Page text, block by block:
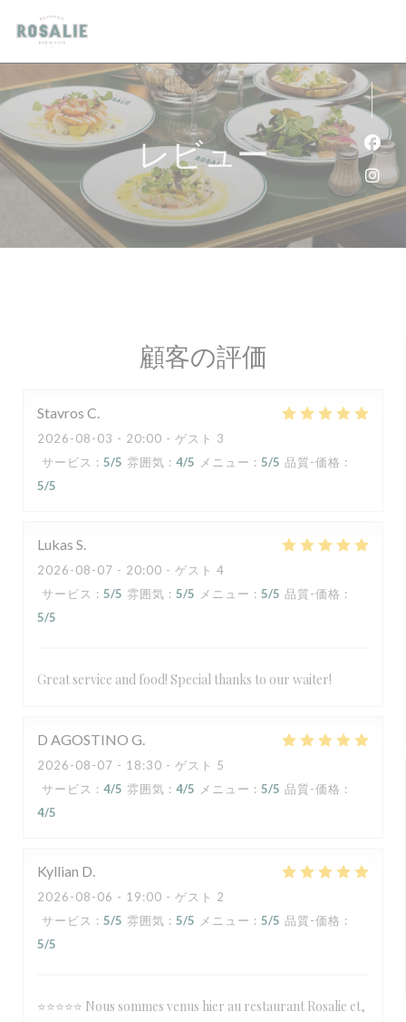
クッキー利用の管理について
レビュー
顧客の評価
Stavros C
2026-08-03 - 20:00 - ゲスト 3
サービス : 5/5 雰囲気 : 4/5 メニュー : 5/5 品質-価格 :
5/5
Lukas S
2026-08-07 - 20:00 - ゲスト 4
サービス : 5/5 雰囲気 : 5/5 メニュー : 5/5 品質-価格 :
5/5
Great service and food! Special thanks to our waiter!
D AGOSTINO G
2026-08-07 - 18:30 - ゲスト 5
サービス : 4/5 雰囲気 : 4/5 メニュー : 5/5 品質-価格 :
4/5
Kyllian D
2026-08-06 - 19:00 - ゲスト 2
サービス : 5/5 雰囲気 : 5/5 メニュー : 5/5 品質-価格 :
5/5
⭐⭐⭐⭐⭐ Nous sommes venus hier au restaurant Rosalie et,